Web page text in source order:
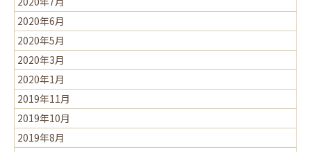
2020年6月
2020年5月
2020年3月
2020年1月
2019年11月
2019年10月
2019年8月